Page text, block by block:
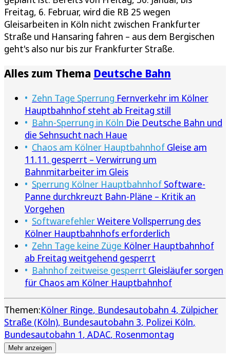
Freitag, 6. Februar, wird die RB 25 wegen
Gleisarbeiten in Köln nicht zwischen Frankfurter
Straße und Hansaring fahren – aus dem Bergischen
geht's also nur bis zur Frankfurter Straße.
Alles zum Thema Deutsche Bahn
Zehn Tage Sperrung Fernverkehr im Kölner
Hauptbahnhof steht ab Freitag still
Bahn-Sperrung in Köln Die Deutsche Bahn und
die Sehnsucht nach Haue
Chaos am Kölner Hauptbahnhof Gleise am
11.11. gesperrt – Verwirrung um
Bahnmitarbeiter im Gleis
Sperrung Kölner Hauptbahnhof Software-
Panne durchkreuzt Bahn-Pläne – Kritik an
Vorgehen
SoftwarefehlerWeitere Vollsperrung des
Kölner Hauptbahnhofs erforderlich
Zehn Tage keine Züge Kölner Hauptbahnhof
ab Freitag weitgehend gesperrt
Bahnhof zeitweise gesperrt Gleisläufer sorgen
für Chaos am Kölner Hauptbahnhof
Themen:Kölner Ringe Bundesautobahn 4 Zülpicher
Straße (Köln) Bundesautobahn 3 Polizei Köln
Bundesautobahn 1 ADAC Rosenmontag
Mehr anzeigen